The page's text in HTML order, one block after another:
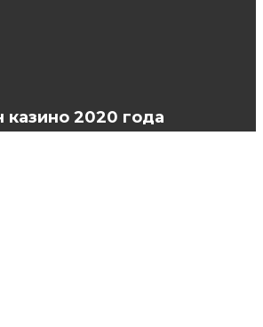
казино 2020 года